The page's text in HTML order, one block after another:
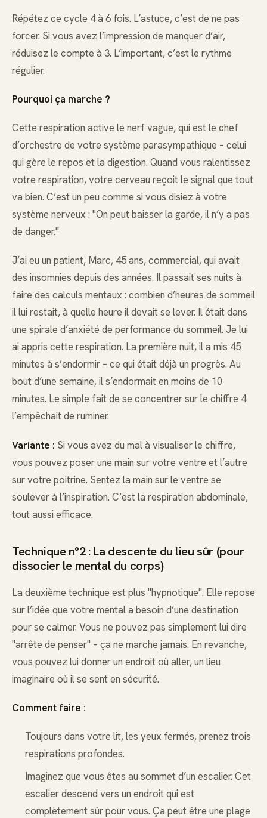
Répétez ce cycle 4 à 6 fois. L’astuce, c’est de ne pas
forcer. Si vous avez l’impression de manquer d’air,
réduisez le compte à 3. L’important, c’est le rythme
régulier.
Pourquoi ça marche ?
Cette respiration active le nerf vague, qui est le chef
d’orchestre de votre système parasympathique – celui
qui gère le repos et la digestion. Quand vous ralentissez
votre respiration, votre cerveau reçoit le signal que tout
va bien. C’est un peu comme si vous disiez à votre
système nerveux : "On peut baisser la garde, il n’y a pas
de danger."
J’ai eu un patient, Marc, 45 ans, commercial, qui avait
des insomnies depuis des années. Il passait ses nuits à
faire des calculs mentaux : combien d’heures de sommeil
il lui restait, à quelle heure il devait se lever. Il était dans
une spirale d’anxiété de performance du sommeil. Je lui
ai appris cette respiration. La première nuit, il a mis 45
minutes à s’endormir – ce qui était déjà un progrès. Au
bout d’une semaine, il s’endormait en moins de 10
minutes. Le simple fait de se concentrer sur le chiffre 4
l’empêchait de ruminer.
Variante : Si vous avez du mal à visualiser le chiffre,
vous pouvez poser une main sur votre ventre et l’autre
sur votre poitrine. Sentez la main sur le ventre se
soulever à l’inspiration. C’est la respiration abdominale,
tout aussi efficace.
Technique n°2 : La descente du lieu sûr (pour
dissocier le mental du corps)
La deuxième technique est plus "hypnotique". Elle repose
sur l’idée que votre mental a besoin d’une destination
pour se calmer. Vous ne pouvez pas simplement lui dire
"arrête de penser" – ça ne marche jamais. En revanche,
vous pouvez lui donner un endroit où aller, un lieu
imaginaire où il se sent en sécurité.
Comment faire :
Toujours dans votre lit, les yeux fermés, prenez trois
respirations profondes.
Imaginez que vous êtes au sommet d’un escalier. Cet
escalier descend vers un endroit qui est
complètement sûr pour vous. Ça peut être une plage